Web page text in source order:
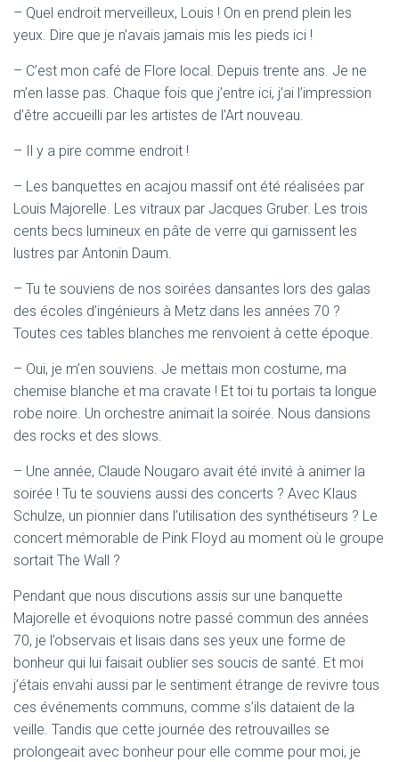
– Quel endroit merveilleux, Louis ! On en prend plein les
yeux. Dire que je n’avais jamais mis les pieds ici !
– C’est mon café de Flore local. Depuis trente ans. Je ne
m’en lasse pas. Chaque fois que j’entre ici, j’ai l’impression
d’être accueilli par les artistes de l’Art nouveau.
– Il y a pire comme endroit !
– Les banquettes en acajou massif ont été réalisées par
Louis Majorelle. Les vitraux par Jacques Gruber. Les trois
cents becs lumineux en pâte de verre qui garnissent les
lustres par Antonin Daum.
– Tu te souviens de nos soirées dansantes lors des galas
des écoles d’ingénieurs à Metz dans les années 70 ?
Toutes ces tables blanches me renvoient à cette époque.
– Oui, je m’en souviens. Je mettais mon costume, ma
chemise blanche et ma cravate ! Et toi tu portais ta longue
robe noire. Un orchestre animait la soirée. Nous dansions
des rocks et des slows.
– Une année, Claude Nougaro avait été invité à animer la
soirée ! Tu te souviens aussi des concerts ? Avec Klaus
Schulze, un pionnier dans l’utilisation des synthétiseurs ? Le
concert mémorable de Pink Floyd au moment où le groupe
sortait The Wall ?
Pendant que nous discutions assis sur une banquette
Majorelle et évoquions notre passé commun des années
70, je l’observais et lisais dans ses yeux une forme de
bonheur qui lui faisait oublier ses soucis de santé. Et moi
j’étais envahi aussi par le sentiment étrange de revivre tous
ces événements communs, comme s’ils dataient de la
veille. Tandis que cette journée des retrouvailles se
prolongeait avec bonheur pour elle comme pour moi, je